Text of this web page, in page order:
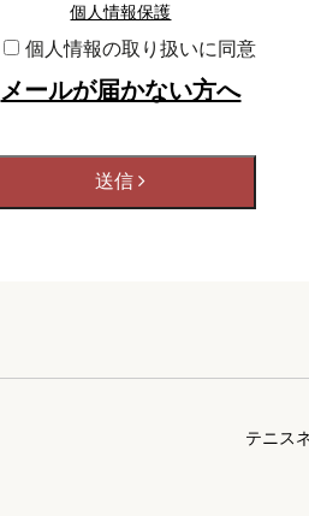
個人情報保護
個人情報の取り扱いに同意
メールが届かない方へ
テニス